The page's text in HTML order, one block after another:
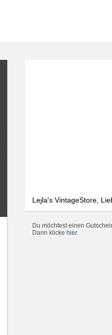
Lejla's VintageStore,
Du möchtest einen
Dann klicke hier.